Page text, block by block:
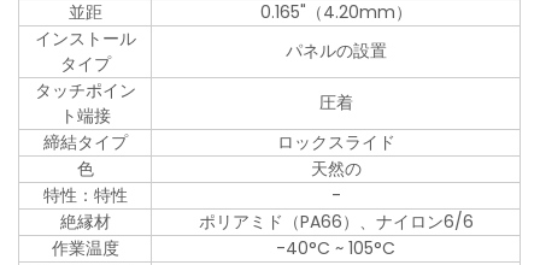
並距
0.165"（4.20mm）
インストール
タイプ
パネルの設置
タッチポイン
ト端接
圧着
締結タイプ
ロックスライド
色
天然の
特性：特性
-
絶縁材
ポリアミド（PA66）、ナイロン6/6
作業温度
-40°C ~ 105°C